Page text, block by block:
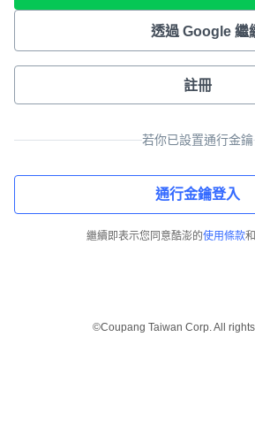
透過 Google 繼
註冊
若你已設置通行金鑰
通行金鑰登入
繼續即表示您同意酷澎的使用條款和
©Coupang Taiwan Corp. All